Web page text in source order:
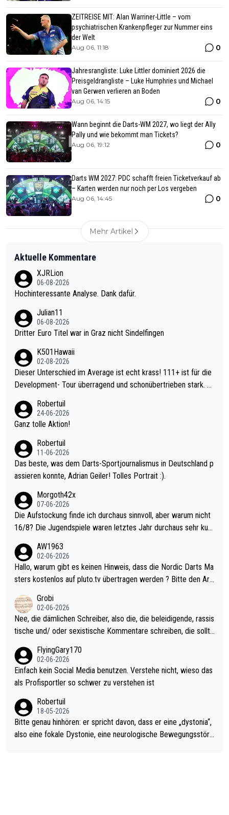
ZEITREISE MIT: Alan Warriner-Little – vom
psychiatrischen Krankenpfleger zur Nummer eins
der Welt
Aug 06, 11:18 0
Jahresrangliste: Luke Littler dominiert 2026 die
Preisgeldrangliste – Luke Humphries und Michael
van Gerwen verlieren an Boden
Aug 06, 14:15 0
Wann beginnt die Darts-WM 2027, wo liegt der Ally
Pally und wie bekommt man Tickets?
Aug 06, 19:12 0
Darts WM 2027: PDC schafft freien Ticketverkauf ab
– Karten werden nur noch per Los vergeben
Aug 06, 14:45 0
Mehr Artikel
Aktuelle Kommentare
XJRLion
06-08-2026
Hochinteressante Analyse. Dank dafür.
Julian11
06-08-2026
Dritter Euro Titel war in Graz nicht Sindelfingen
K501Hawaii
02-08-2026
Dieser Unterschied im Average ist echt krass! 111+ ist für die
Development- Tour überragend und schonübertrieben stark. U
mal 40+ erst recht. Da gewinnst keinen Blumentopf - ist ja noc
h krasser wie ein Pokalspiel eines Kreisligisten vs einem Bund
Robertuil
24-06-2026
Ganz tolle Aktion!
Robertuil
11-06-2026
Das beste, was dem Darts-Sportjournalismus in Deutschland p
assieren konnte, Adrian Geiler! Tolles Portrait :).
Morgoth42x
07-06-2026
Die Aufstockung finde ich durchaus sinnvoll, aber warum nicht
16/8? Die Jugendspiele waren letztes Jahr durchaus sehr kurz
Allerdings ist Mitchell Lawrie als Nummer 1 der Welt eh qualifi
ziert. Somit ändert die automatische Qualifikation des Weltmei
sters erstmal nichts. Ich denke sie wollen damit für nächstes J
ohl wenig WDF Turniere spielen. Dies war bei Archie Self letzt
es Jahr der Fall. Er musste als amtierender Weltmeister durch
den Qualifier und ich glaube kaum, dass Mitchel sich das (in Ve
el hat.
AW1963
02-06-2026
Hallo, warum gibt es keinen Hinweis, dass die Nordic Darts Ma
sters kostenlos auf pluto.tv übertragen werden ? Bitte den Arti
Grobi
02-06-2026
Nee, die dämlichen Schreiber, also die, die beleidigende, rassis
tische und/ oder sexistische Kommentare schreiben, die sollte
s Leben in den Griff kriegen. Nur eins wundert mich: Luke Little
r war doch neulich erst derjenige, der über Social Media GvV p
rovoziert hat. Und Littlers Mutter schießt öfters mal gegen Ric
FlyingGary170
02-06-2026
Einfach kein Social Media benutzen. Verstehe nicht, wieso das
als Profisportler so schwer zu verstehen ist
Robertuil
18-05-2026
Bitte genau hinhören: er spricht davon, dass er eine „dystonia“,
also eine fokale Dystonie, eine neurologische Bewegungsstöru